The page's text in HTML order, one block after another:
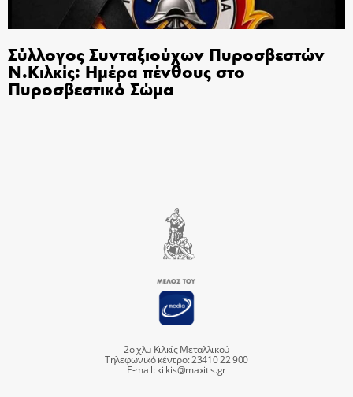
Σύλλογος Συνταξιούχων Πυροσβεστών
Ν.Κιλκίς: Ημέρα πένθους στο
Πυροσβεστικό Σώμα
2ο χλμ Κιλκίς Μεταλλικού
Τηλεφωνικό κέντρο: 23410 22 900
E-mail:kilkis@maxitis.gr